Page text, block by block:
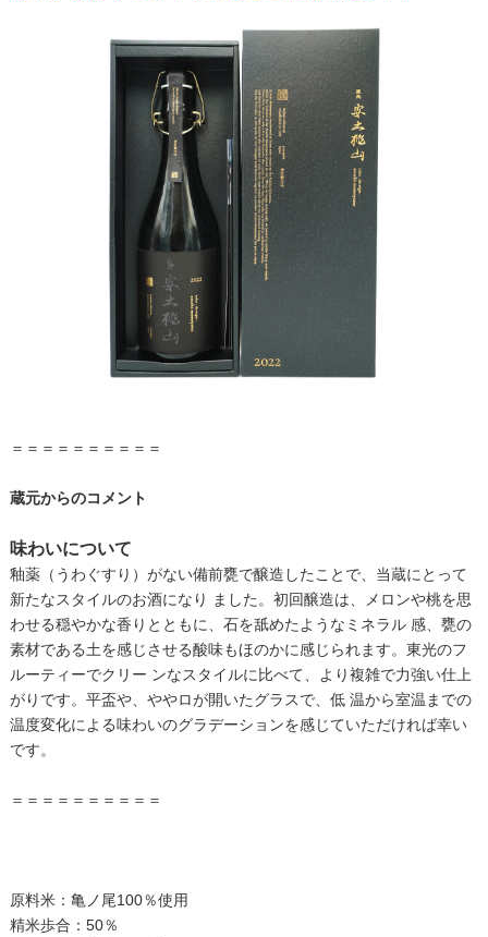
＝＝＝＝＝＝＝＝＝＝
蔵元からのコメント
味わいについて
釉薬（うわぐすり）がない備前甕で醸造したことで、当蔵にとって
新たなスタイルのお酒になり ました。初回醸造は、メロンや桃を思
わせる穏やかな香りとともに、石を舐めたようなミネラル 感、甕の
素材である土を感じさせる酸味もほのかに感じられます。東光のフ
ルーティーでクリー ンなスタイルに比べて、より複雑で力強い仕上
がりです。平盃や、ややロが開いたグラスで、低 温から室温までの
温度変化による味わいのグラデーションを感じていただければ幸い
です。
＝＝＝＝＝＝＝＝＝＝
原料米：亀ノ尾100％使用
精米歩合：50％